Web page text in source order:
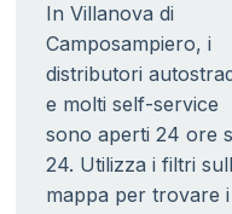
In Villanova di
Camposampiero, i
distributori
e molti self-service
sono aperti 24 ore
24. Utilizza i filtri
mappa per trovare i